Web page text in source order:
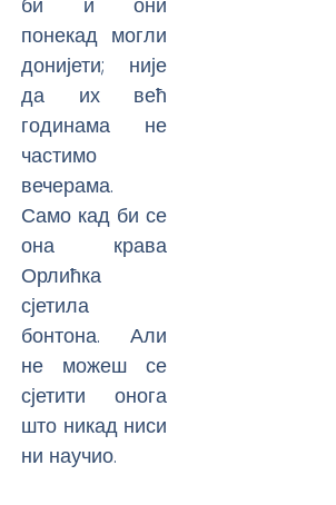
понекад могли
донијети; није
да их већ
годинама не
частимо
вечерама.
Само кад би се
она крава
Орлићка
сјетила
бонтона. Али
не можеш се
сјетити онога
што никад ниси
ни научио.